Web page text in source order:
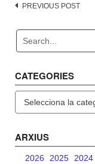
Post
PREVIOUS POST
CATEGORIES
ARXIUS
2026 2025 2024